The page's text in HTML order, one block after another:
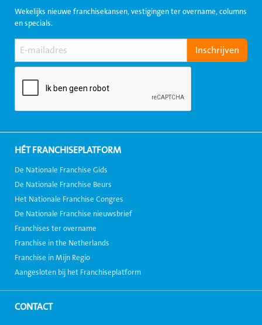
Wekelijks nieuwe franchisekansen, vestigingen ter overname, columns
en specials.
HÉT FRANCHISEPLATFORM
De Nationale Franchise Gids
De Nationale Franchise Beurs
Het Nationale Franchise Congres
De Nationale Franchise nieuwsbrief
Franchises ter overname
Franchise in the Netherlands
Franchise in Mijn Regio
Aangesloten bij het Franchiseplatform
CONTACT